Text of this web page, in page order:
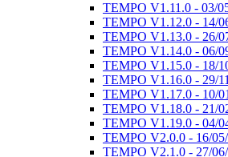
TEMPO V1.11.0 - 03/
TEMPO V1.12.0 - 14/
TEMPO V1.13.0 - 26/
TEMPO V1.14.0 - 06/
TEMPO V1.15.0 - 18/
TEMPO V1.16.0 - 29/
TEMPO V1.17.0 - 10/
TEMPO V1.18.0 - 21/
TEMPO V1.19.0 - 04/
TEMPO V2.0.0 - 16/
TEMPO V2.1.0 - 27/